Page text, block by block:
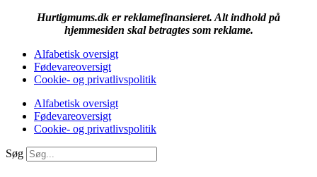
Hurtigmums.dk er reklamefinansieret. Alt indhold på
hjemmesiden skal betragtes som reklame.
Alfabetisk oversigt
Fødevareoversigt
Cookie- og privatlivspolitik
Alfabetisk oversigt
Fødevareoversigt
Cookie- og privatlivspolitik
Søg